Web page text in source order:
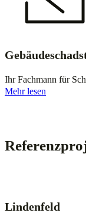
Ihr Fachmann für
Mehr lesen
Lindenfeld